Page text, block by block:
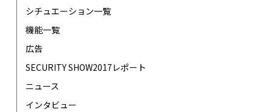
シチュエーション一覧
機能一覧
広告
SECURITY SHOW2017レポート
ニュース
インタビュー